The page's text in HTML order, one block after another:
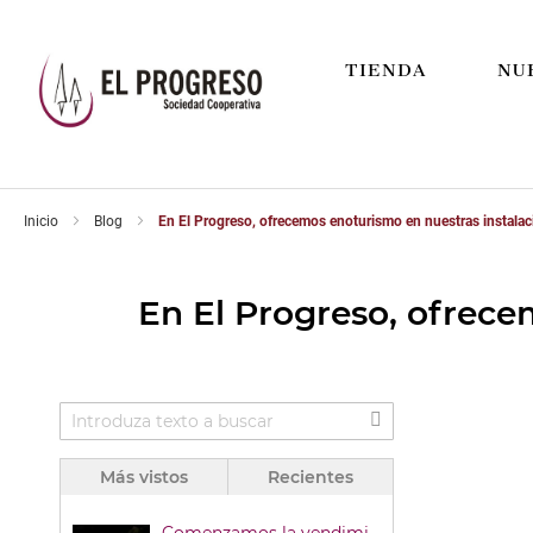
TIENDA
Inicio Blog En El Progreso, ofrecemos enoturismo en nuestras
En El Progreso,
Más vistos Recientes